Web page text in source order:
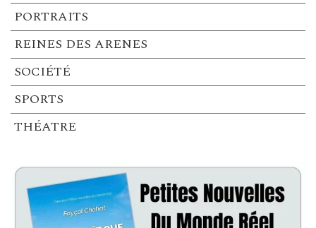
PORTRAITS
REINES DES ARENES
SOCIÉTÉ
SPORTS
THÉATRE